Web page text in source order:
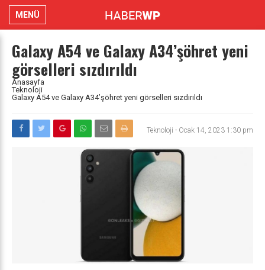
MENÜ
Galaxy A54 ve Galaxy A34’şöhret yeni
görselleri sızdırıldı
Anasayfa
Teknoloji
Galaxy A54 ve Galaxy A34’şöhret yeni görselleri sızdırıldı
Teknoloji - Ocak 14, 2023 1:30 pm